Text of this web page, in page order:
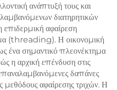
ανάπτυξή τους και
διατηρητικών
επιδερμική αφαίρεση
(threading). Η οικονομική
ένα σημαντικό πλεονέκτημα
η αρχική επένδυση στις
επαναλαμβανόμενες δαπάνες
αφαίρεσης τριχών. Η